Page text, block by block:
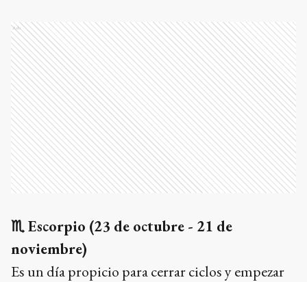
Ads
♏Escorpio (23 de octubre - 21 de
noviembre)
Es un día propicio para cerrar ciclos y empezar